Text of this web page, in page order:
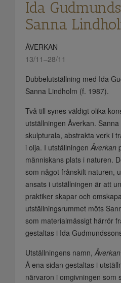
Ida
Sanna
ÅVERKAN
13/11–28/11
Dubbelutställning med Ida
Sanna Lindholm (f. 1987).
Två till synes väldigt olika
utställningen Åverkan.
skulpturala, abstrakta verk i
i olja. I utställningen Åverkan
människans plats i naturen.
som något frånskilt naturen,
ansats i utställningen är att
praktiker skapar och
utställningsrummet möts
som materialmässigt härrör
gestaltas i Ida
Utställningens namn, Åverkan
Å ena sidan gestaltas i
närvaron i omgivningen som